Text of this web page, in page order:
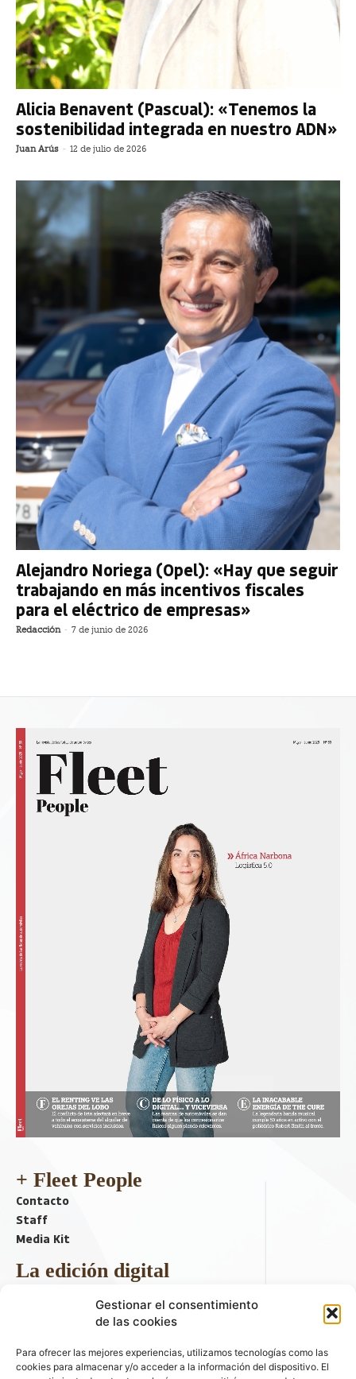
Gestionar el consentimiento
de las cookies
Para ofrecer las mejores experiencias, utilizamos tecnologías como las
cookies para almacenar y/o acceder a la información del dispositivo. El
Alicia Benavent (Pascual): «Tenemos la
sostenibilidad integrada en nuestro ADN»
Juan Arús - 12 de julio de 2026
Alejandro Noriega (Opel): «Hay que seguir
trabajando en más incentivos fiscales
para el eléctrico de empresas»
Redacción - 7 de junio de 2026
+ Fleet People
Contacto
Staff
Media Kit
La edición digital
Descargar último ejemplar
ir a hemeroteca
+ Contenido en redes sociales